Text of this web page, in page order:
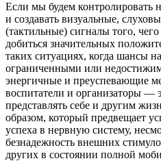
Если мы будем контролировать
и создавать визуальные,
(тактильные) сигналы того,
добиться значительных
таких ситуациях, когда шансы
ограниченными или
энергичные и преуспевающие
воспитатели и организаторы —
представлять себе и другим
образом, который предвещает
успеха в нервную систему,
безнадежность внешних
других в состоянии полной